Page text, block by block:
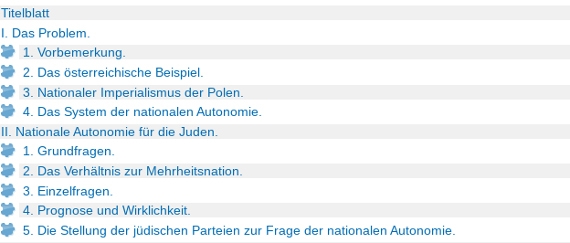
Titelblatt
I. Das Problem.
1. Vorbemerkung.
2. Das österreichische Beispiel.
3. Nationaler Imperialismus der Polen.
4. Das System der nationalen Autonomie.
II. Nationale Autonomie für die Juden.
1. Grundfragen.
2. Das Verhältnis zur Mehrheitsnation.
3. Einzelfragen.
4. Prognose und Wirklichkeit.
5. Die Stellung der jüdischen Parteien zur Frage der nationalen Autonomie.